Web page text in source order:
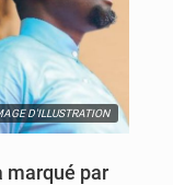
D'ILLUSTRATION
marqué par